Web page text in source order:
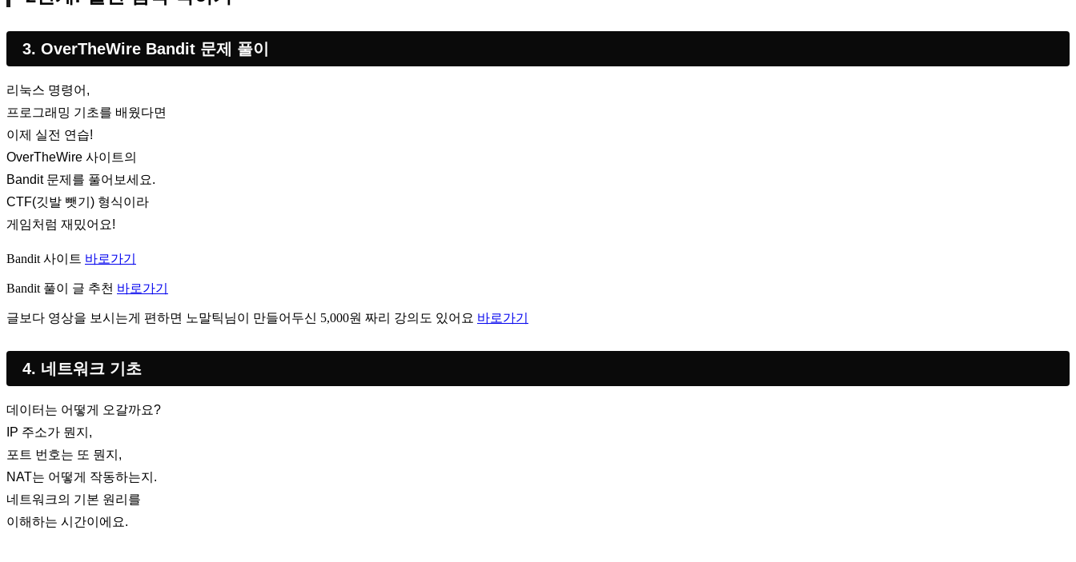
3. OverTheWire Bandit 문제 풀이
리눅스 명령어,
프로그래밍 기초를 배웠다면
이제 실전 연습!
OverTheWire 사이트의
Bandit 문제를 풀어보세요.
CTF(깃발 뺏기) 형식이라
게임처럼 재밌어요!
Bandit 사이트 바로가기
Bandit 풀이 글 추천 바로가기
글보다 영상을 보시는게 편하면 노말틱님이 만들어두신 5,000원 짜리 강의도 있어요 바로가기
4. 네트워크 기초
데이터는 어떻게 오갈까요?
IP 주소가 뭔지,
포트 번호는 또 뭔지,
NAT는 어떻게 작동하는지.
네트워크의 기본 원리를
이해하는 시간이에요.